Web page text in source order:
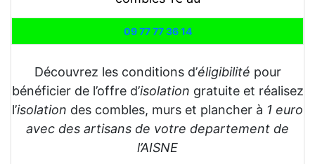
09 77 77 36 14
Découvrez les conditions d’éligibilité pour
bénéficier de l’offre d’isolation gratuite et réalisez
l’isolation des combles, murs et plancher à 1 euro
avec des artisans de votre departement de
l’AISNE